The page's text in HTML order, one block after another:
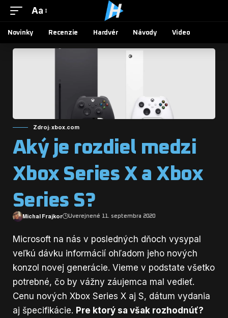
Aa
Novinky Recenzie Hardvér Návody Video
Zdroj: xbox.com
Aký je rozdiel medzi
Xbox Series X a Xbox
Series S?
Michal Frajkor Uverejnené 11. septembra 2020
Microsoft na nás v posledných dňoch vysypal
veľkú dávku informácií ohľadom jeho nových
konzol novej generácie. Vieme v podstate všetko
potrebné, čo by vážny záujemca mal vedieť.
Cenu nových Xbox Series X aj S, dátum vydania
aj špecifikácie. Pre ktorý sa však rozhodnúť?